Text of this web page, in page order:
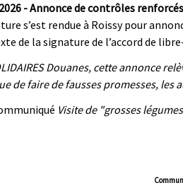
- Annonce de contrôles
s’est rendue à Roissy pour
de la signature de l’accord de
Douanes, cette annonce
de faire de fausses promesses,
Visite de "grosses